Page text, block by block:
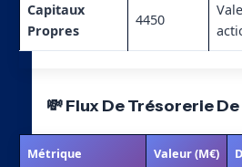
Capitaux
Propres
4450
💸 Flux De Trésorerie De
Métrique Valeur (M€)